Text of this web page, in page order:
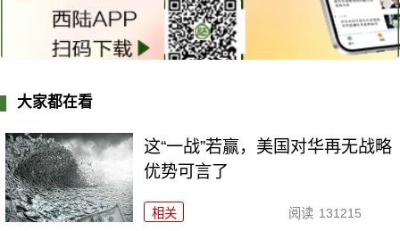
大家都在看
这“一战”若赢，美国对华再无战略
优势可言了
相关 阅读 131215